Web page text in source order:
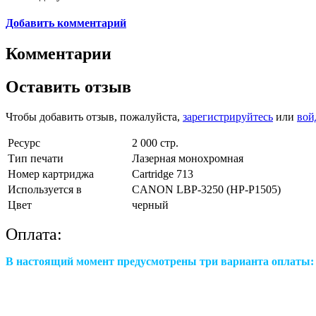
Добавить комментарий
Комментарии
Оставить отзыв
Чтобы добавить отзыв, пожалуйста, зарегистрируйтесь или
Ресурс
2 000 стр.
Тип печати
Лазерная монохромная
Номер картриджа
Cartridge 713
Используется в
CANON LBP-3250 (HP-P1505)
Цвет
черный
Оплата:
В настоящий момент предусмотрены три варианта оплаты: